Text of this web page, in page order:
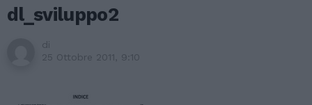
dl_sviluppo2
di
25 Ottobre 2011, 9:10